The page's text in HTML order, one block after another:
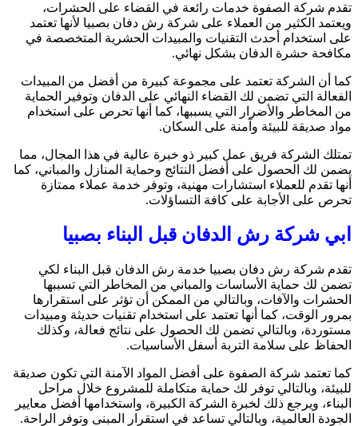
تقدم شركة الصفوة خدمات رائعة في القضاء على الحشرات،
ويعتمد الكثير من العملاء على شركة رش دفان بصبيا لأنها تعتمد
على استخدام أحدث التقنيات والمبيدات الحشرية المتخصصة في
مكافحة حشرة الدفان بشكل نهائي.
كما أن الشركة تعتمد على مجموعة كبيرة من أفضل من المبيدات
الفعالة التي تضمن لك القضاء النهائي على الدفان وتوفير الحماية
من المخاطر والأضرار التي يسببها، كما أنها تحرص على استخدام
مواد صديقة للبيئة وآمنة على السكان.
تمتلك الشركة فريق عمل كبير ذو خبرة عالية في هذا المجال، مما
يضمن لك الحصول على أفضل النتائج وحماية المنازل والمباني، كما
أنها تقدم للعملاء استشارات مهنية، وتوفر خدمة عملاء ممتازة
تحرص على الأجابة على كافة التساؤلات.
ابي شركة رش الدفان قبل البناء بصبيا
تقدم شركة رش دفان بصبيا خدمة رش الدفان قبل البناء لكي
تضمن لك حماية الأساسات والمباني من المخاطر التي تسببها
الحشرات والآفات، وبالتالي من الممكن أن تؤثر على استقرارها
بمرور الوقت، كما أنها تعتمد على استخدام تقنيات حديثة ومبيدات
مستوردة، وبالتالي تضمن لك الحصول على نتائج فعالة، وكذلك
الحفاظ على سلامة التربة أسفل الأساسيات.
كما تعتمد شركة الصفوة على أفضل المواد الآمنة التي تكون صديقة
للبيئة، وبالتالي توفر لك حماية متكاملة للمشروع خلال مراحل
البناء، ويرجع ذلك لخبرة الشركة الكبيرة، واستخدامها أفضل معايير
الجودة العالمية، وبالتالي تساعد في استقرار المبنى وتوفر الراحة.